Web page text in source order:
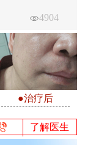
4904
●治疗后
了解医生